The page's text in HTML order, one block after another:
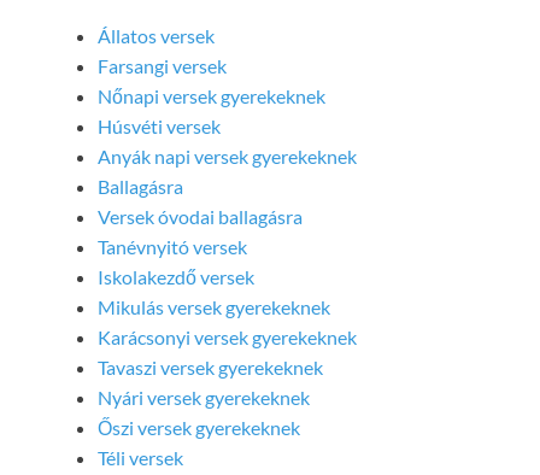
Állatos versek
Farsangi versek
Nőnapi versek gyerekeknek
Húsvéti versek
Anyák napi versek gyerekeknek
Ballagásra
Versek óvodai ballagásra
Tanévnyitó versek
Iskolakezdő versek
Mikulás versek gyerekeknek
Karácsonyi versek gyerekeknek
Tavaszi versek gyerekeknek
Nyári versek gyerekeknek
Őszi versek gyerekeknek
Téli versek